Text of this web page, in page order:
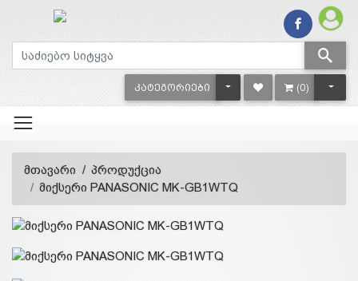
ᲙᲐᲢᲔᲒᲝᲠᲘᲔᲑᲘ TOGGLE DROPDOWN
(0)
მთავარი
პროდუქცია
მიქსერი PANASONIC MK-GB1WTQ